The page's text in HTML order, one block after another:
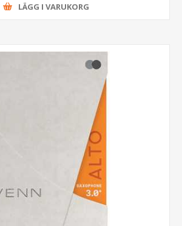
LÄGG I VARUKORG